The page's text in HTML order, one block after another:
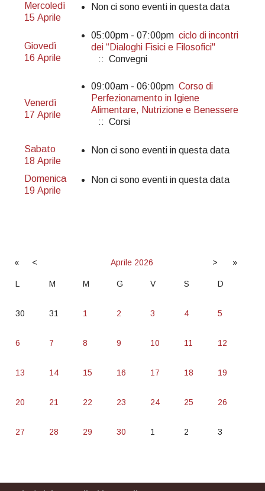
Mercoledì
15 Aprile
Non ci sono eventi in questa data
Giovedì
16 Aprile
05:00pm - 07:00pm ciclo di incontri
dei “Dialoghi Fisici e Filosofici"
:: Convegni
Venerdì
17 Aprile
09:00am - 06:00pm Corso di
Perfezionamento in Igiene
Alimentare, Nutrizione e Benessere
:: Corsi
Sabato
18 Aprile
Non ci sono eventi in questa data
Domenica
19 Aprile
Non ci sono eventi in questa data
« < Aprile 2026 > »
L M M G V S D
30 31 1 2 3 4 5
6 7 8 9 10 11 12
13 14 15 16 17 18 19
20 21 22 23 24 25 26
27 28 29 30 1 2 3